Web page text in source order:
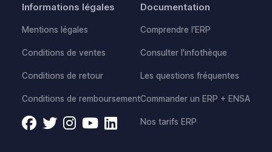
Informations légales
Mentions légales
Conditions de ventes
Conditions de retour
Conditions de remboursement
Documentation
Comprendre l'ERP
Consulter l'infothèque
Les questions fréquentes
Commander un ERP + ENSA
Nos tarifs ERP